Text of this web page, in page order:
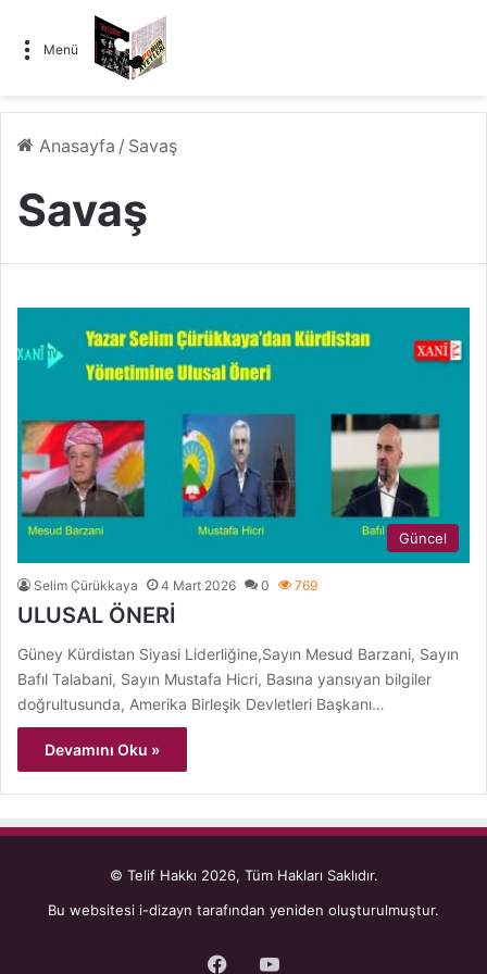
Menü
Anasayfa / Savaş
Savaş
Güncel
Selim Çürükkaya 4 Mart 2026 0 769
ULUSAL ÖNERİ
Güney Kürdistan Siyasi Liderliğine,Sayın Mesud Barzani, Sayın
Bafıl Talabani, Sayın Mustafa Hicri, Basına yansıyan bilgiler
doğrultusunda, Amerika Birleşik Devletleri Başkanı…
Devamını Oku »
© Telif Hakkı 2026, Tüm Hakları Saklıdır.
Bu websitesi i-dizayn tarafından yeniden oluşturulmuştur.
Facebook